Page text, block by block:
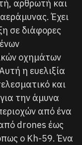
αρθρωτή και
Έχει
σε διάφορες
οχημάτων
η ευελιξία
και
την άμυνα
από ένα
drones έως
ο Kh-59. Ένα